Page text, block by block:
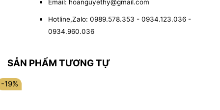
Email: hoanguyethy@gmail.com
Hotline,Zalo: 0989.578.353 - 0934.123.036 -
0934.960.036
SẢN PHẨM TƯƠNG TỰ
-19%